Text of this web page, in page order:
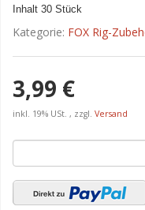
Inhalt 30 Stück
Kategorie: FOX Rig-
3,99 €
inkl. 19% USt. , zzgl. Versand